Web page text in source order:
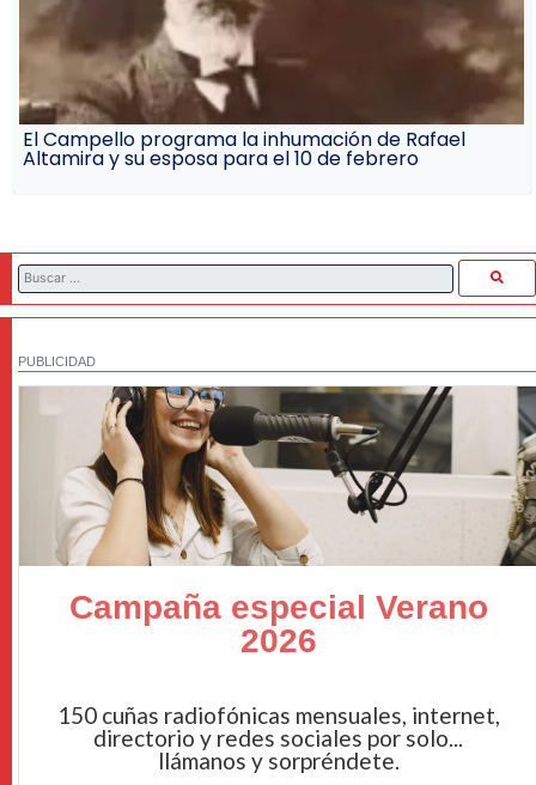
El Campello programa la inhumación de Rafael
Altamira y su esposa para el 10 de febrero
PUBLICIDAD
Campaña especial Verano
2026
150 cuñas radiofónicas mensuales, internet,
directorio y redes sociales por solo...
llámanos y sorpréndete.